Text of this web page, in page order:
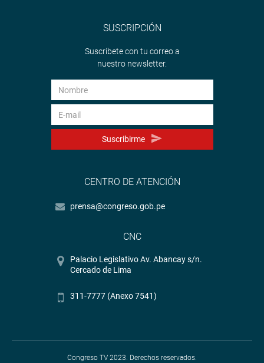
SUSCRIPCIÓN
Suscríbete con tu correo a
nuestro newsletter.
Suscribirme
CENTRO DE ATENCIÓN
prensa@congreso.gob.pe
CNC
Palacio Legislativo Av. Abancay s/n.
Cercado de Lima
311-7777 (Anexo 7541)
Congreso TV 2023. Derechos reservados.